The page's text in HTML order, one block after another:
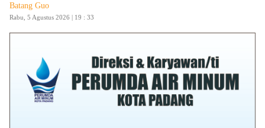
Batang Guo
Rabu, 5 Agustus 2026 | 19 : 33